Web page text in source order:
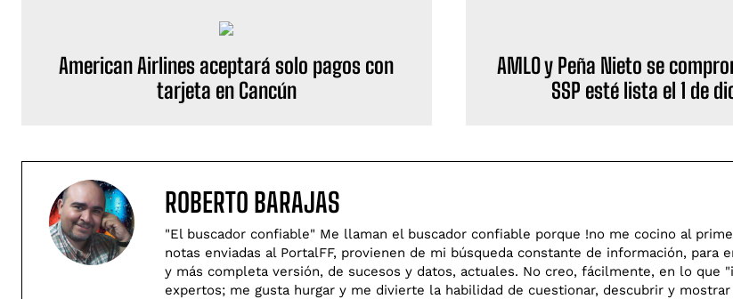
American Airlines aceptará solo pagos con
tarjeta en Cancún
AMLO y Peña Nieto se
SSP esté lista el 1 de
ROBERTO BARAJAS
"El buscador confiable" Me llaman el buscador confiable porque !no me cocino al
notas enviadas al PortalFF, provienen de mi búsqueda constante de información, para
y más completa versión, de sucesos y datos, actuales. No creo, fácilmente, en lo que
expertos; me gusta hurgar y me divierte la habilidad de cuestionar, descubrir y